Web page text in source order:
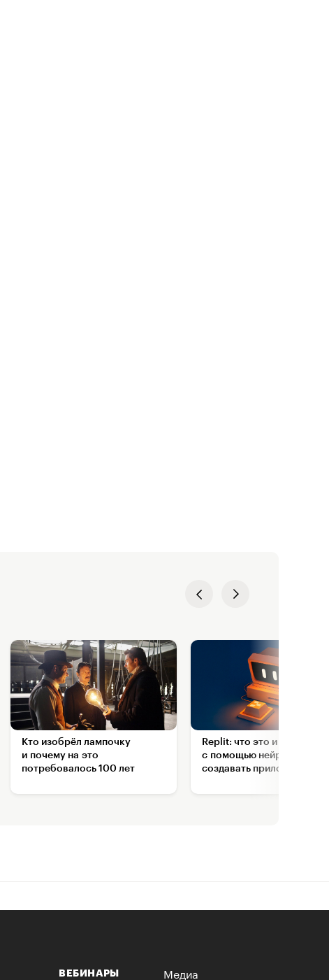
Кто изобрёл лампочку
и почему на это
потребовалось 100 лет
Replit: что это и как
с помощью нейросети
создавать приложения
ВЕБИНАРЫ Медиа